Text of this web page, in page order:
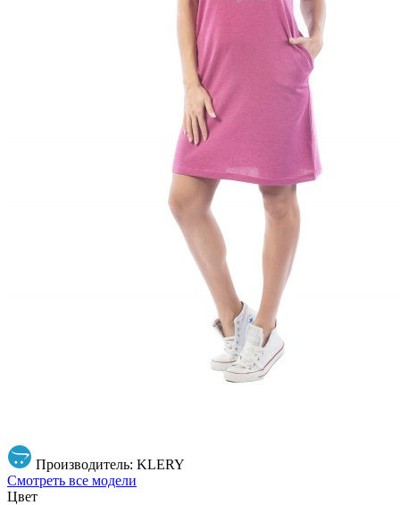
Производитель: KLERY
Смотреть все модели
Цвет